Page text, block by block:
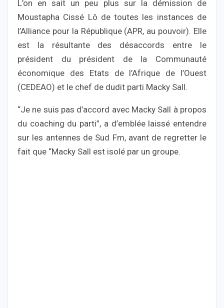
L’on en sait un peu plus sur la démission de
Moustapha Cissé Lô de toutes les instances de
l’Alliance pour la République (APR, au pouvoir). Elle
est la résultante des désaccords entre le
président du président de la Communauté
économique des Etats de l’Afrique de l’Ouest
(CEDEAO) et le chef de dudit parti Macky Sall.
“Je ne suis pas d’accord avec Macky Sall à propos
du coaching du parti”, a d’emblée laissé entendre
sur les antennes de Sud Fm, avant de regretter le
fait que “Macky Sall est isolé par un groupe.